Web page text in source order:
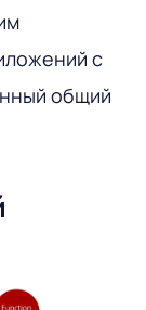
с
общий